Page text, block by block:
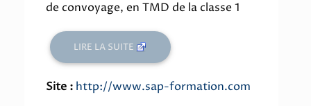
de convoyage, en TMD de la classe 1
LIRE LA SUITE
Site : http://www.sap-formation.com